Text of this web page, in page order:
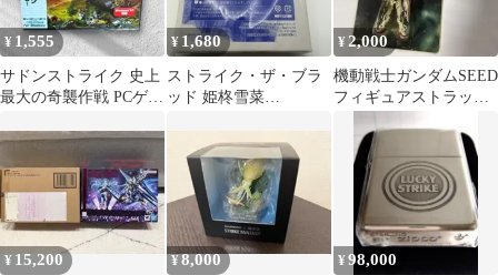
¥ 1,555
サドンストライク 史上
最大の奇襲作戦 PCゲー
¥ 1,680
ストライク・ザ・ブラ
ッド 姫柊雪菜
撃大王2014年
¥2,000
機動戦士ガンダムSEED
フィギュアストラップ
キラ
¥ 15,200 ¥8,000 ¥98,000